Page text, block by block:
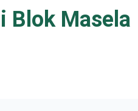
Blok Masela